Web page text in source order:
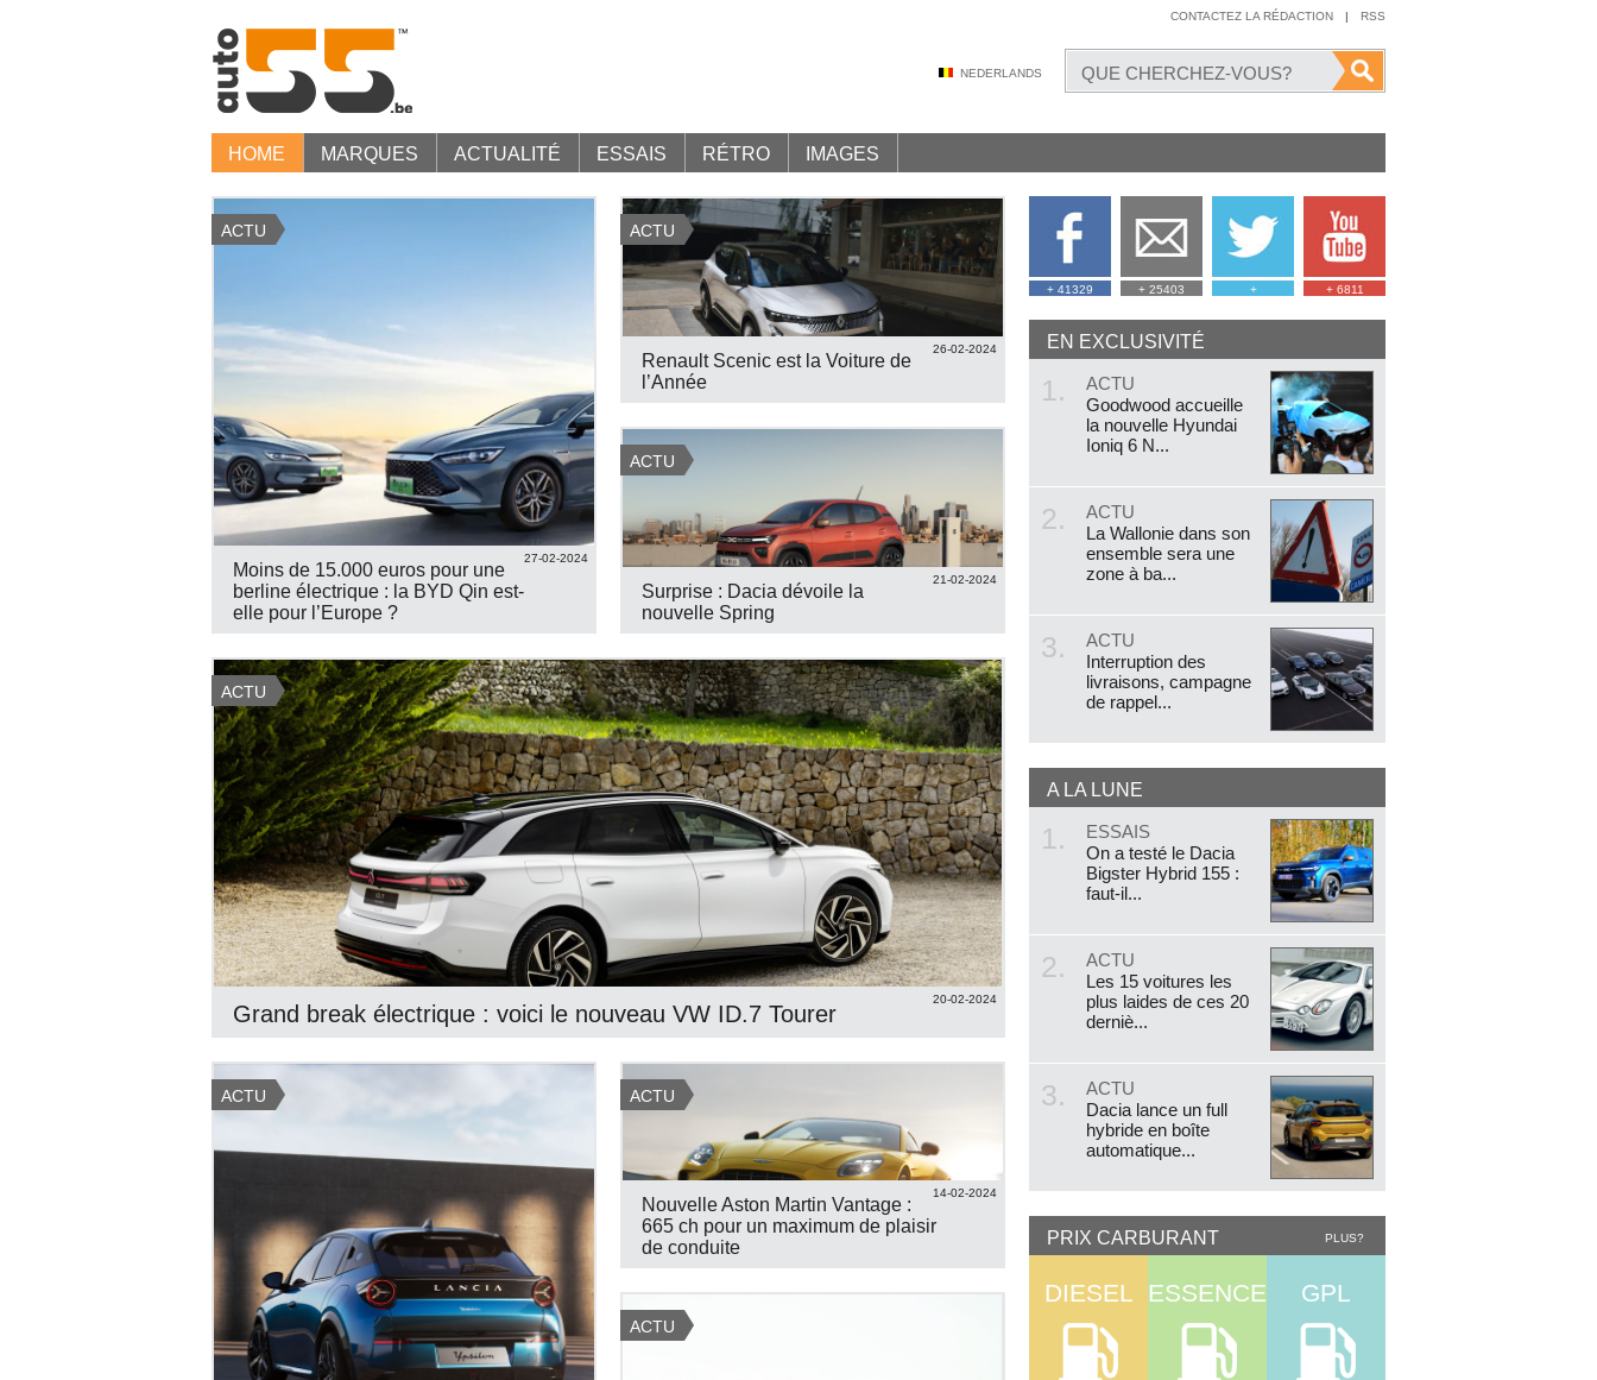
CONTACTEZ LA RÉDACTION | RSS
NEDERLANDS
HOME MARQUES ACTUALITÉ ESSAIS RÉTRO IMAGES
ACTU
27-02-2024
Moins de 15.000 euros pour une
berline électrique : la BYD Qin est-
elle pour l’Europe ?
ACTU
26-02-2024
Renault Scenic est la Voiture de
l’Année
ACTU
21-02-2024
Surprise : Dacia dévoile la
nouvelle Spring
ACTU
20-02-2024
Grand break électrique : voici le nouveau VW ID.7 Tourer
ACTU ACTU
14-02-2024
Nouvelle Aston Martin Vantage :
665 ch pour un maximum de plaisir
de conduite
ACTU
+ 41329 + 25403 + + 6811
EN EXCLUSIVITÉ
1.
ACTU
Goodwood accueille
la nouvelle Hyundai
Ioniq 6 N...
2.
ACTU
La Wallonie dans son
ensemble sera une
zone à ba...
3.
ACTU
Interruption des
livraisons, campagne
de rappel...
A LA LUNE
1.
ESSAIS
On a testé le Dacia
Bigster Hybrid 155 :
faut-il...
2.
ACTU
Les 15 voitures les
plus laides de ces 20
derniè...
3.
ACTU
Dacia lance un full
hybride en boîte
automatique...
PRIX CARBURANT PLUS?
DIESEL ESSENCE GPL